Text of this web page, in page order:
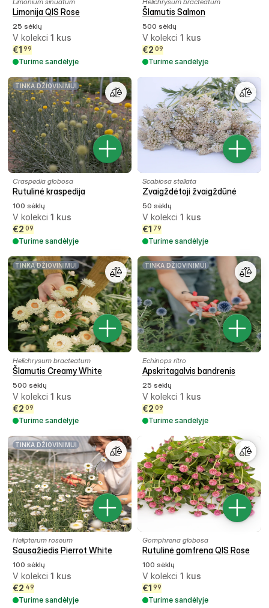
Limonija QIS Rose
25 sėklų
V kolekci 1 kus
€1 99
Turime sandėlyje
Šlamutis Salmon
500 sėklų
V kolekci 1 kus
€2 09
Turime sandėlyje
TINKA DŽIOVINIMUI
Craspedia globosa
Rutulinė kraspedija
100 sėklų
V kolekci 1 kus
€2 09
Turime sandėlyje
Scabiosa stellata
Zvaigždėtoji žvaigždūnė
50 sėklų
V kolekci 1 kus
€1 79
Turime sandėlyje
TINKA DŽIOVINIMUI
Helichrysum bracteatum
Šlamutis Creamy White
500 sėklų
V kolekci 1 kus
€2 09
Turime sandėlyje
TINKA DŽIOVINIMUI
Echinops ritro
Apskritagalvis bandrenis
25 sėklų
V kolekci 1 kus
€2 09
Turime sandėlyje
TINKA DŽIOVINIMUI
Helipterum roseum
Sausažiedis Pierrot White
100 sėklų
V kolekci 1 kus
€2 49
Turime sandėlyje
Gomphrena globosa
Rutulinė gomfrena QIS Rose
100 sėklų
V kolekci 1 kus
€1 99
Turime sandėlyje